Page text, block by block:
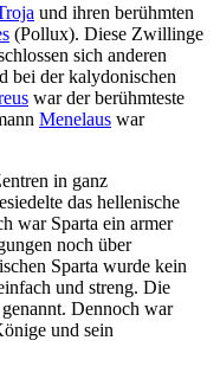
und ihren berühmten
(Pollux). Diese Zwillinge
sich anderen
bei der kalydonischen
war der berühmteste
Menelaus war
in ganz
das hellenische
war Sparta ein armer
noch über
Sparta wurde kein
und streng. Die
Dennoch war
und sein